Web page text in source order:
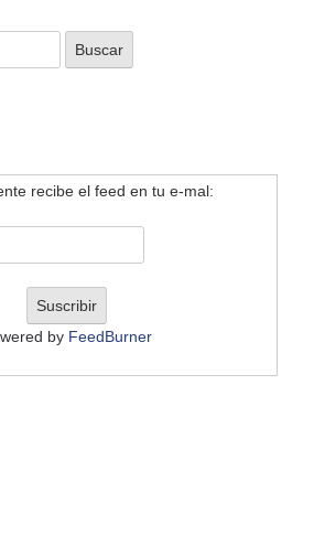
recibe el feed en tu e-mal:
by FeedBurner